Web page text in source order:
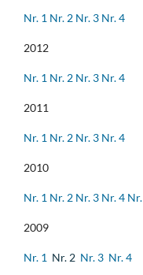
Nr. 1 Nr. 2 Nr. 3 Nr. 4
2012
Nr. 1 Nr. 2 Nr. 3 Nr. 4
2011
Nr. 1 Nr. 2 Nr. 3 Nr. 4
2010
Nr. 1 Nr. 2 Nr. 3 Nr. 4
2009
Nr. 1 Nr. 2 Nr. 3 Nr. 4